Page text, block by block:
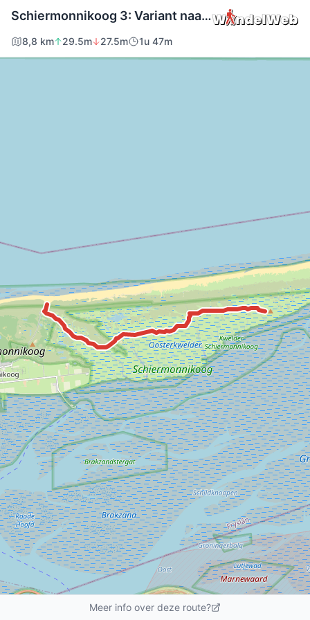
Schiermonnikoog 3: Variant naar Willemsduin · WaddenWandelen etappe 18
8,8 km 29.5m 27.5m 1u 47m
Meer info over deze route?